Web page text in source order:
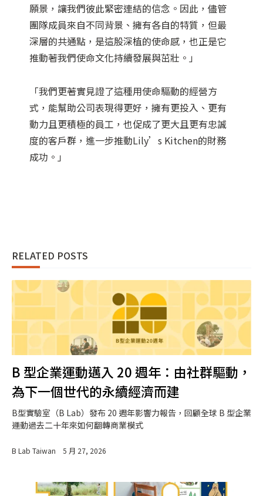
願景，讓我們彼此緊密連結的信念。因此，儘管
團隊成員來自不同背景、擁有各自的特質，但最
深層的共通點，是這股深植的使命感，也正是它
推動著我們使命文化持續發展與茁壯。」
「我們更著實見證了這種用使命驅動的經營方
式，能幫助公司表現得更好，擁有更投入、更有
動力且更積極的員工，也促成了更大且更有忠誠
度的客戶群，進一步推動Lily’s Kitchen的財務
成功。」
RELATED POSTS
B 型企業運動邁入 20 週年：由社群驅動，
為下一個世代的永續經濟而建
B型實驗室（B Lab）發布 20 週年影響力報告，回顧全球 B 型企業
運動過去二十年來如何翻轉商業模式
B Lab Taiwan 5 月 27, 2026